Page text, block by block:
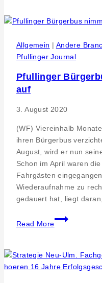
PflüMa
am
01.
02.
Reutlingen
Allgemein | Andere
Pfullinger Journal
Pfullinger
auf
3. August 2020
(WF) Viereinhalb
ihren Bürgerbus
August, wird er nun
Schon im April waren
Fahrgästen
Wiederaufnahme zu
gedauert hat, liegt
Read More
Pfullinger
Bürgerbus
wieder
Betrieb